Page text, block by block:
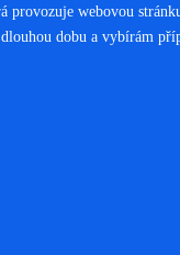
webovou
dobu a vybírám